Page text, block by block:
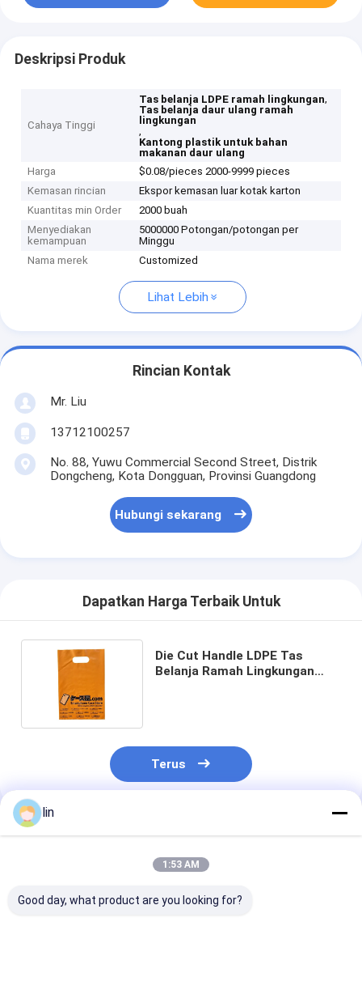
Deskripsi Produk
Cahaya Tinggi
Tas belanja LDPE ramah lingkungan,
Tas belanja daur ulang ramah
lingkungan
,
Kantong plastik untuk bahan
makanan daur ulang
Harga
$0.08/pieces 2000-9999 pieces
Kemasan rincian
Ekspor kemasan luar kotak karton
Kuantitas min Order
2000 buah
Menyediakan
kemampuan
5000000 Potongan/potongan per
Minggu
Nama merek
Customized
Lihat Lebih
Rincian Kontak
Mr. Liu
13712100257
No. 88, Yuwu Commercial Second Street, Distrik
Dongcheng, Kota Dongguan, Provinsi Guangdong
Hubungi sekarang
Dapatkan Harga Terbaik Untuk
Die Cut Handle LDPE Tas
Belanja Ramah Lingkungan
Terus
Rekomendasi Produk
lin
1:53 AM
Good day, what product are you looking for?